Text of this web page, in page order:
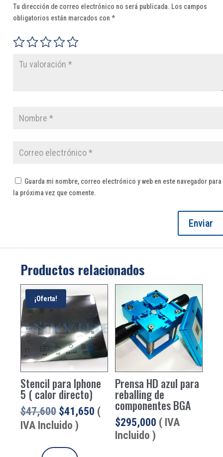
Tu dirección de correo electrónico no será publicada. Los campos
obligatorios están marcados con *
Guarda mi nombre, correo electrónico y web en este navegador para
la próxima vez que comente.
Productos relacionados
¡Oferta!
Stencil para Iphone
5 ( calor directo)
$47,600 El
precio
era:
$41,650El
precio
actual
(
IVA Incluido )
Prensa HD azul para
reballing de
componentes BGA
$295,000 ( IVA
Incluido )